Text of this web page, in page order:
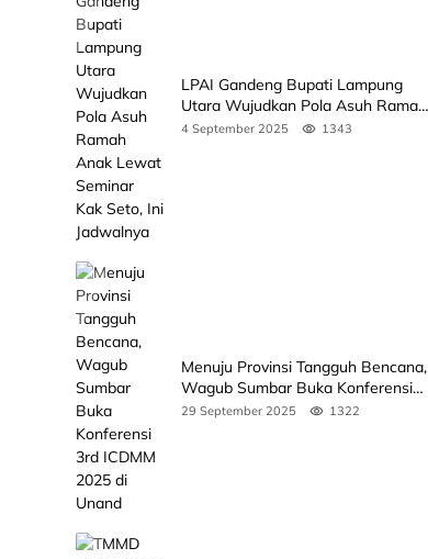
LPAI Gandeng Bupati Lampung
Utara Wujudkan Pola Asuh Ramah
Anak Lewat Seminar Kak Seto, Ini
4 September 2025 1343
Menuju Provinsi Tangguh Bencana,
Wagub Sumbar Buka Konferensi
3rd ICDMM 2025 di Unand
29 September 2025 1322